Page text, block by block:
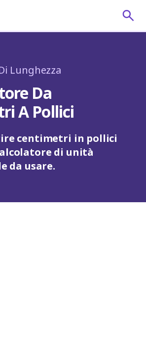
Lunghezza
Da
A Pollici
centimetri in pollici
di unità
da usare.